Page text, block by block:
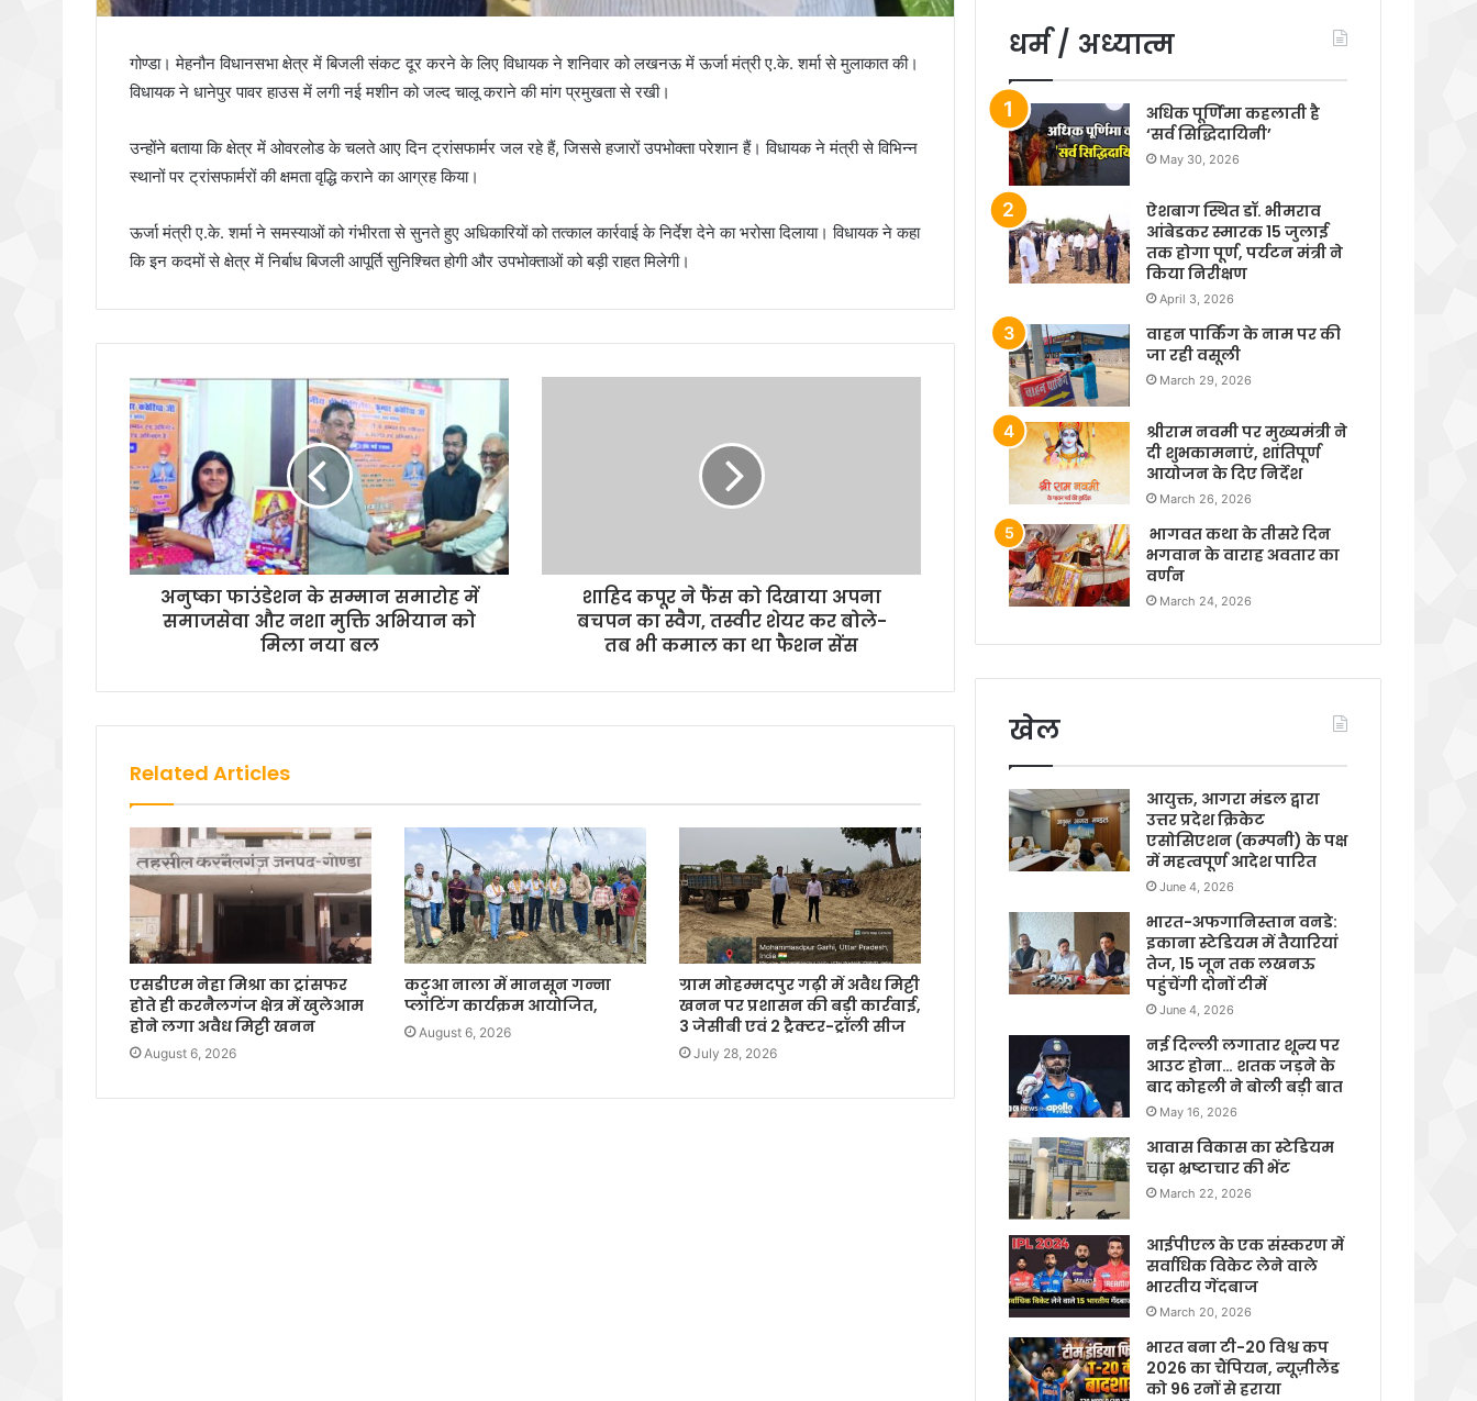
गोण्डा। मेहनौन विधानसभा क्षेत्र में बिजली संकट दूर करने के लिए विधायक ने शनिवार को लखनऊ में ऊर्जा मंत्री ए.के. शर्मा से मुलाकात की।
विधायक ने धानेपुर पावर हाउस में लगी नई मशीन को जल्द चालू कराने की मांग प्रमुखता से रखी।
उन्होंने बताया कि क्षेत्र में ओवरलोड के चलते आए दिन ट्रांसफार्मर जल रहे हैं, जिससे हजारों उपभोक्ता परेशान हैं। विधायक ने मंत्री से विभिन्न
स्थानों पर ट्रांसफार्मरों की क्षमता वृद्धि कराने का आग्रह किया।
ऊर्जा मंत्री ए.के. शर्मा ने समस्याओं को गंभीरता से सुनते हुए अधिकारियों को तत्काल कार्रवाई के निर्देश देने का भरोसा दिलाया। विधायक ने कहा
कि इन कदमों से क्षेत्र में निर्बाध बिजली आपूर्ति सुनिश्चित होगी और उपभोक्ताओं को बड़ी राहत मिलेगी।
अनुष्का फाउंडेशन के सम्मान समारोह में
समाजसेवा और नशा मुक्ति अभियान को
मिला नया बल
शाहिद कपूर ने फैंस को दिखाया अपना
बचपन का स्वैग, तस्वीर शेयर कर बोले-
तब भी कमाल का था फैशन सेंस
Related Articles
एसडीएम नेहा मिश्रा का ट्रांसफर
होते ही करनैलगंज क्षेत्र में खुलेआम
होने लगा अवैध मिट्टी खनन
August 6, 2026
कटुआ नाला में मानसून गन्ना
प्लांटिंग कार्यक्रम आयोजित,
August 6, 2026
ग्राम मोहम्मदपुर गढ़ी में अवैध मिट्टी
खनन पर प्रशासन की बड़ी कार्रवाई,
3 जेसीबी एवं 2 ट्रैक्टर-ट्रॉली सीज
July 28, 2026
धर्म / अध्यात्म
अधिक पूर्णिमा कहलाती है
‘सर्व सिद्धिदायिनी’
May 30, 2026
ऐशबाग स्थित डॉ. भीमराव
आंबेडकर स्मारक 15 जुलाई
तक होगा पूर्ण, पर्यटन मंत्री ने
किया निरीक्षण
April 3, 2026
वाहन पार्किंग के नाम पर की
जा रही वसूली
March 29, 2026
श्रीराम नवमी पर मुख्यमंत्री ने
दी शुभकामनाएं, शांतिपूर्ण
आयोजन के दिए निर्देश
March 26, 2026
भागवत कथा के तीसरे दिन
भगवान के वाराह अवतार का
वर्णन
March 24, 2026
खेल
आयुक्त, आगरा मंडल द्वारा
उत्तर प्रदेश क्रिकेट
एसोसिएशन (कम्पनी) के पक्ष
में महत्वपूर्ण आदेश पारित
June 4, 2026
भारत-अफगानिस्तान वनडे:
इकाना स्टेडियम में तैयारियां
तेज, 15 जून तक लखनऊ
पहुंचेंगी दोनों टीमें
June 4, 2026
नई दिल्ली लगातार शून्य पर
आउट होना… शतक जड़ने के
बाद कोहली ने बोली बड़ी बात
May 16, 2026
आवास विकास का स्टेडियम
चढ़ा भ्रष्टाचार की भेंट
March 22, 2026
आईपीएल के एक संस्करण में
सर्वाधिक विकेट लेने वाले
भारतीय गेंदबाज
March 20, 2026
भारत बना टी-20 विश्व कप
2026 का चैंपियन, न्यूज़ीलैंड
को 96 रनों से हराया